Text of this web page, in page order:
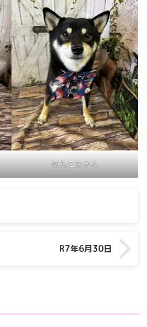
あんこちゃん
R7年6月30日